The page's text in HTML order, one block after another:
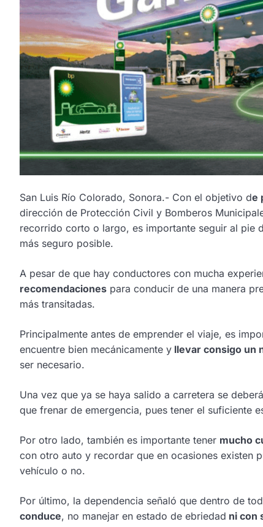
San Luis Río Colorado, Sonora.- Con el objetivo de
dirección de Protección Civil y Bomberos
recorrido corto o largo, es importante seguir al pie
más seguro posible.
A pesar de que hay conductores con mucha
recomendaciones para conducir de una manera
más transitadas.
Principalmente antes de emprender el viaje, es
encuentre bien mecánicamente y llevar consigo un
ser necesario.
Una vez que ya se haya salido a carretera se deberá
que frenar de emergencia, pues tener el suficiente
Por otro lado, también es importante tener mucho
con otro auto y recordar que en ocasiones existen
vehículo o no.
Por último, la dependencia señaló que dentro de
conduce, no manejar en estado de ebriedad ni con